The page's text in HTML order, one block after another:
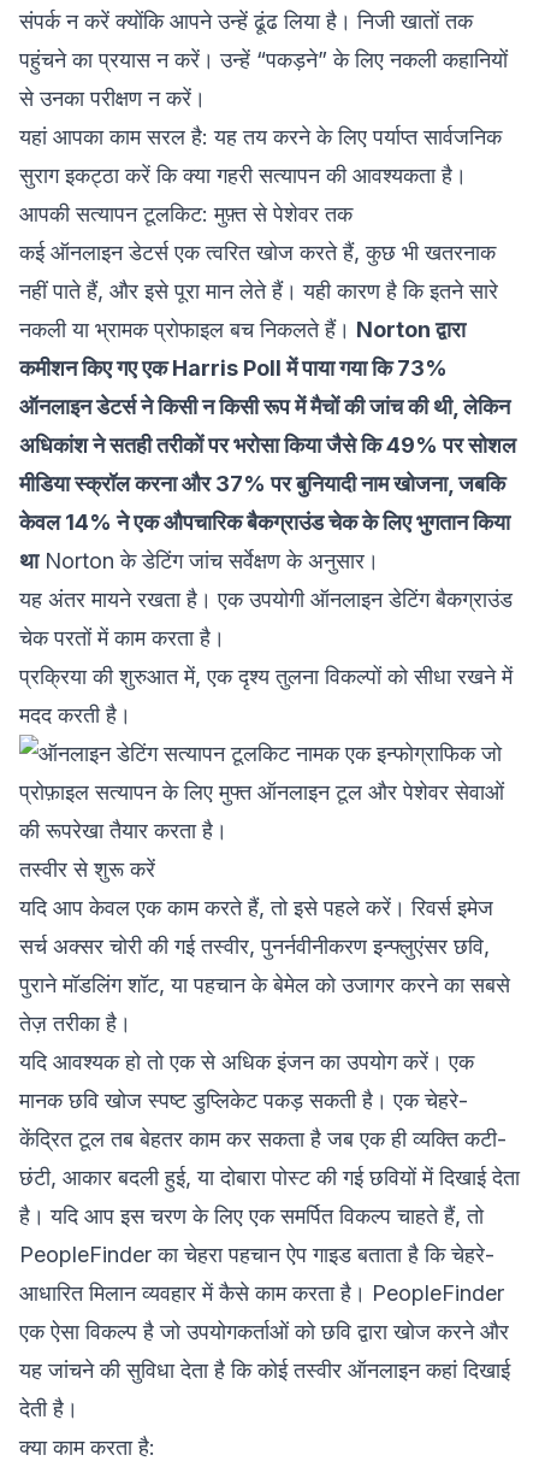
संपर्क न करें क्योंकि आपने उन्हें ढूंढ लिया है। निजी खातों तक
पहुंचने का प्रयास न करें। उन्हें “पकड़ने” के लिए नकली कहानियों
से उनका परीक्षण न करें।
यहां आपका काम सरल है: यह तय करने के लिए पर्याप्त सार्वजनिक
सुराग इकट्ठा करें कि क्या गहरी सत्यापन की आवश्यकता है।
आपकी सत्यापन टूलकिट: मुफ़्त से पेशेवर तक
कई ऑनलाइन डेटर्स एक त्वरित खोज करते हैं, कुछ भी खतरनाक
नहीं पाते हैं, और इसे पूरा मान लेते हैं। यही कारण है कि इतने सारे
नकली या भ्रामक प्रोफाइल बच निकलते हैं। Norton द्वारा
कमीशन किए गए एक Harris Poll में पाया गया कि 73%
ऑनलाइन डेटर्स ने किसी न किसी रूप में मैचों की जांच की थी, लेकिन
अधिकांश ने सतही तरीकों पर भरोसा किया जैसे कि 49% पर सोशल
मीडिया स्क्रॉल करना और 37% पर बुनियादी नाम खोजना, जबकि
केवल 14% ने एक औपचारिक बैकग्राउंड चेक के लिए भुगतान किया
था Norton के डेटिंग जांच सर्वेक्षणके अनुसार।
यह अंतर मायने रखता है। एक उपयोगी ऑनलाइन डेटिंग बैकग्राउंड
चेक परतों में काम करता है।
प्रक्रिया की शुरुआत में, एक दृश्य तुलना विकल्पों को सीधा रखने में
मदद करती है।
तस्वीर से शुरू करें
यदि आप केवल एक काम करते हैं, तो इसे पहले करें। रिवर्स इमेज
सर्च अक्सर चोरी की गई तस्वीर, पुनर्नवीनीकरण इन्फ्लुएंसर छवि,
पुराने मॉडलिंग शॉट, या पहचान के बेमेल को उजागर करने का सबसे
तेज़ तरीका है।
यदि आवश्यक हो तो एक से अधिक इंजन का उपयोग करें। एक
मानक छवि खोज स्पष्ट डुप्लिकेट पकड़ सकती है। एक चेहरे-
केंद्रित टूल तब बेहतर काम कर सकता है जब एक ही व्यक्ति कटी-
छंटी, आकार बदली हुई, या दोबारा पोस्ट की गई छवियों में दिखाई देता
है। यदि आप इस चरण के लिए एक समर्पित विकल्प चाहते हैं, तो
PeopleFinder का चेहरा पहचान ऐप गाइडबताता है कि चेहरे-
आधारित मिलान व्यवहार में कैसे काम करता है। PeopleFinder
एक ऐसा विकल्प है जो उपयोगकर्ताओं को छवि द्वारा खोज करने और
यह जांचने की सुविधा देता है कि कोई तस्वीर ऑनलाइन कहां दिखाई
देती है।
क्या काम करता है: